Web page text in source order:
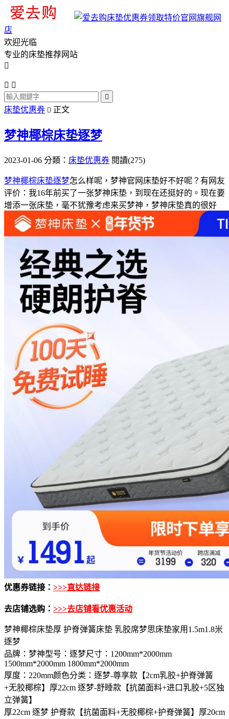
旗舰网
店
欢迎光临
专业的床垫推荐网站

 

床垫优惠券  正文
梦神椰棕床垫逐梦
2023-01-06 分類： 床垫优惠券 閱讀(275)
梦神椰棕床垫逐梦怎么样呢，梦神官网床垫好不好呢？有网友
评价：我16年前买了一张梦神床垫，到现在还挺好的。现在要
增添一张床垫，毫不犹豫考虑来买梦神，梦神床垫真的很好
优惠券链接： >>>直达链接
去店铺选购： >>>去店铺看优惠活动
梦神椰棕床垫厚 护脊弹簧床垫 乳胶席梦思床垫家用1.5m1.8米
逐梦
品牌：梦神型号：逐梦尺寸：1200mm*2000mm
1500mm*2000mm 1800mm*2000mm
厚度：220mm颜色分类：逐梦-尊享款【2cm乳胶+护脊弹簧
+无胶椰棕】厚22cm 逐梦-舒睡款【抗菌面料+进口乳胶+5区独
立弹簧】
厚22cm 逐梦 护脊款【抗菌面料+无胶椰棕+护脊弹簧】厚20cm